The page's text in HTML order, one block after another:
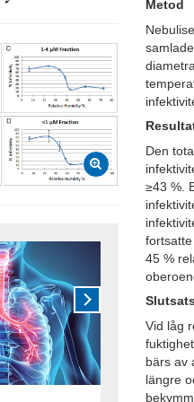
Metod
Den
≥43 %.
45 %
Vid låg
bärs av
längre